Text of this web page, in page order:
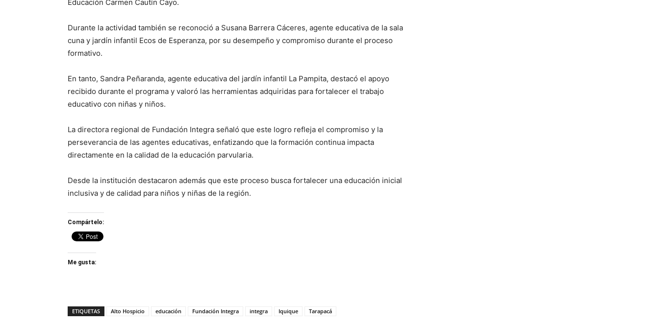
Educación Carmen Cautín Cayo.
Durante la actividad también se reconoció a Susana Barrera Cáceres, agente educativa de la sala
cuna y jardín infantil Ecos de Esperanza, por su desempeño y compromiso durante el proceso
formativo.
En tanto, Sandra Peñaranda, agente educativa del jardín infantil La Pampita, destacó el apoyo
recibido durante el programa y valoró las herramientas adquiridas para fortalecer el trabajo
educativo con niñas y niños.
La directora regional de Fundación Integra señaló que este logro refleja el compromiso y la
perseverancia de las agentes educativas, enfatizando que la formación continua impacta
directamente en la calidad de la educación parvularia.
Desde la institución destacaron además que este proceso busca fortalecer una educación inicial
inclusiva y de calidad para niños y niñas de la región.
Compártelo:
Me gusta:
ETIQUETAS Alto Hospicio educación Fundación Integra integra Iquique Tarapacá